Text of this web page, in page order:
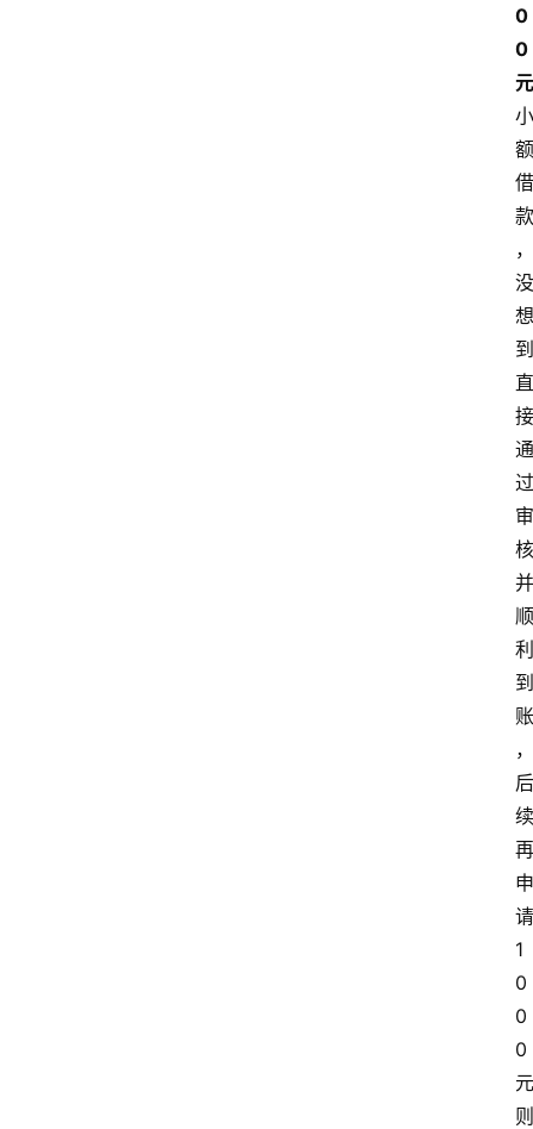
0
0
元
小
额
借
款
，
没
想
到
直
接
通
过
审
核
并
顺
利
到
账
，
后
续
再
申
请
1
0
0
0
元
则